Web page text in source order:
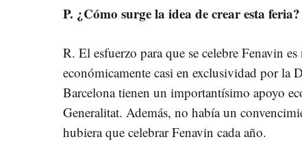
P. ¿Cómo surge la idea de crear esta feria?
R. El esfuerzo para que se celebre Fenavin
económicamente casi en exclusividad por la
Barcelona tienen un importantísimo apoyo
Generalitat. Además, no había un
hubiera que celebrar Fenavin cada año.